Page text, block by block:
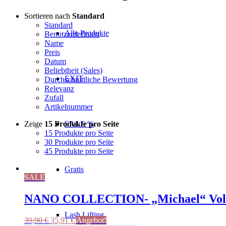
Alle Produkte
EXIT
SALE %
Gratis
Lash Lifting
Sortieren nach Standard
Standard
Benutzerdefiniert
Name
Preis
Datum
Beliebtheit (Sales)
Durchschnittliche Bewertung
Relevanz
Zufall
Artikelnummer
Zeige 15 Produkte pro Seite
15 Produkte pro Seite
30 Produkte pro Seite
45 Produkte pro Seite
SALE
NANO COLLECTION- „Michael“
39,90€ Ursprünglicher
35,91€Aktueller
Angebot!